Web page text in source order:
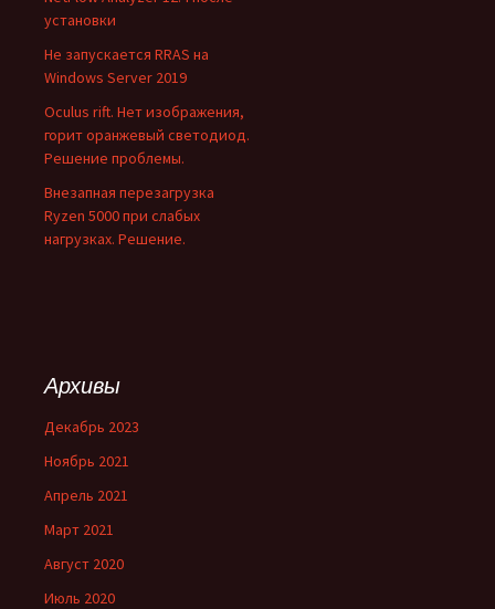
установки
Не запускается RRAS на
Windows Server 2019
Oculus rift. Нет изображения,
горит оранжевый светодиод.
Решение проблемы.
Внезапная перезагрузка
Ryzen 5000 при слабых
нагрузках. Решение.
Архивы
Декабрь 2023
Ноябрь 2021
Апрель 2021
Март 2021
Август 2020
Июль 2020